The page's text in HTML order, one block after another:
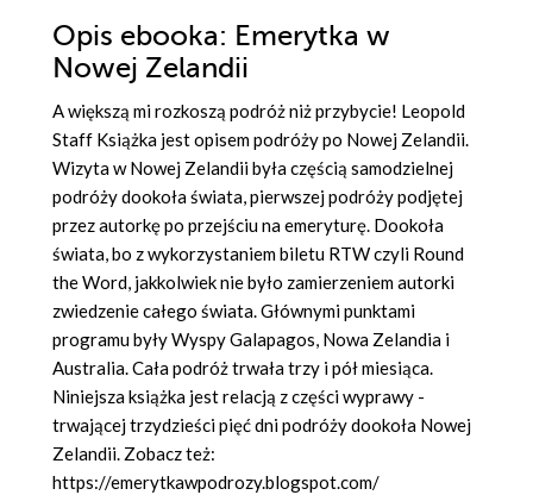
Opis ebooka: Emerytka w
Nowej Zelandii
A większą mi rozkoszą podróż niż przybycie! Leopold
Staff Książka jest opisem podróży po Nowej Zelandii.
Wizyta w Nowej Zelandii była częścią samodzielnej
podróży dookoła świata, pierwszej podróży podjętej
przez autorkę po przejściu na emeryturę. Dookoła
świata, bo z wykorzystaniem biletu RTW czyli Round
the Word, jakkolwiek nie było zamierzeniem autorki
zwiedzenie całego świata. Głównymi punktami
programu były Wyspy Galapagos, Nowa Zelandia i
Australia. Cała podróż trwała trzy i pół miesiąca.
Niniejsza książka jest relacją z części wyprawy -
trwającej trzydzieści pięć dni podróży dookoła Nowej
Zelandii. Zobacz też:
https://emerytkawpodrozy.blogspot.com/